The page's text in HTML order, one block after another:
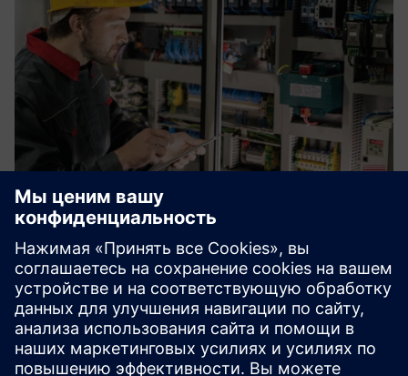
IoT Starter Services and Business
IoT Connect
Будь то умные здания, умные машины или датчики
окружающей среды — мы поможем вам быстро и
легко подключить все ваши устройства Интернета